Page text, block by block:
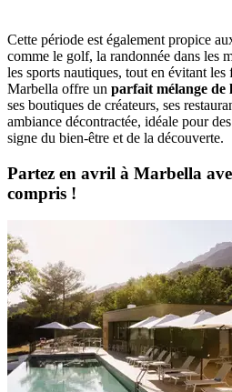
Cette période est également propice
comme le golf, la randonnée dans les
les sports nautiques, tout en évitant les
Marbella offre un parfait mélange de
ses boutiques de créateurs, ses
ambiance décontractée, idéale pour
signe du bien-être et de la découverte.
Partez en avril à Marbella
compris !